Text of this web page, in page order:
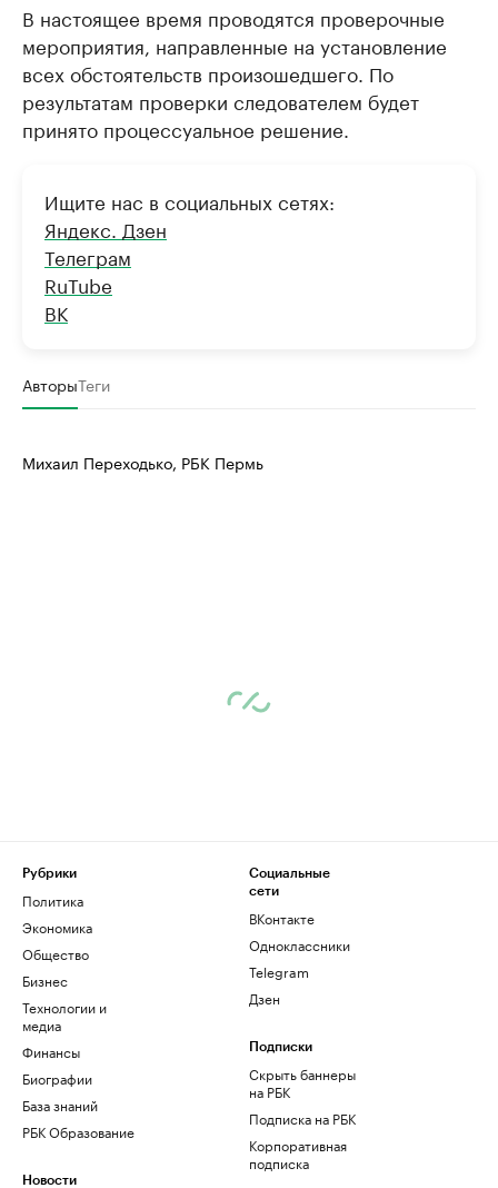
В настоящее время проводятся проверочные
мероприятия, направленные на установление
всех обстоятельств произошедшего. По
результатам проверки следователем будет
принято процессуальное решение.
Ищите нас в социальных сетях:
Яндекс. Дзен
Телеграм
RuTube
ВК
АвторыТеги
Михаил Переходько, РБК Пермь
Рубрики
Политика
Экономика
Общество
Бизнес
Технологии и
медиа
Финансы
Биографии
База знаний
РБК Образование
Новости
Социальные
сети
ВКонтакте
Одноклассники
Telegram
Дзен
Подписки
Скрыть баннеры
на РБК
Подписка на РБК
Корпоративная
подписка